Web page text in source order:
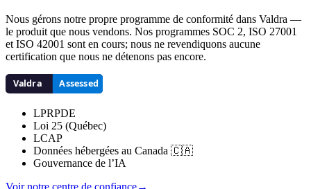
Nous gérons notre propre programme de conformité dans Valdra —
le produit que nous vendons. Nos programmes SOC 2, ISO 27001
et ISO 42001 sont en cours; nous ne revendiquons aucune
certification que nous ne détenons pas encore.
LPRPDE
Loi 25 (Québec)
LCAP
Données hébergées au Canada 🇨🇦
Gouvernance de l’IA